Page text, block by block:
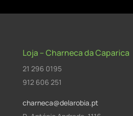
Loja – Charneca da Caparica
21 296 0195
912 606 251
charneca@delarobia.pt